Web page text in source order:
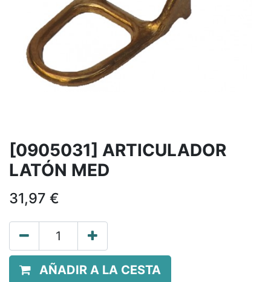
[0905031] ARTICULADOR
LATÓN MED
31,97 €
AÑADIR A LA CESTA